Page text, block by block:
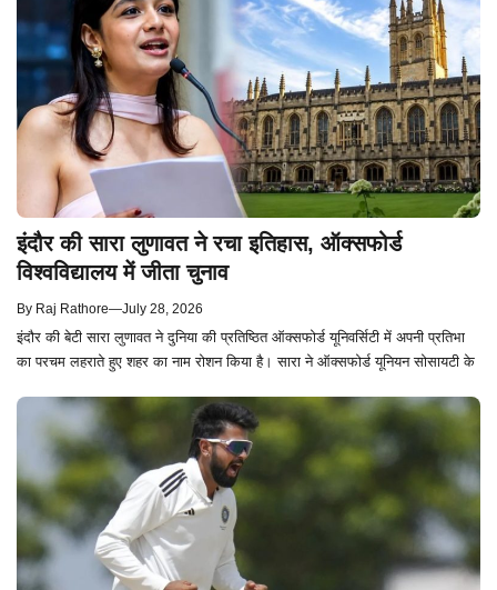
इंदौर की सारा लुणावत ने रचा इतिहास, ऑक्सफोर्ड
विश्वविद्यालय में जीता चुनाव
By Raj Rathore—July 28, 2026
इंदौर की बेटी सारा लुणावत ने दुनिया की प्रतिष्ठित ऑक्सफोर्ड यूनिवर्सिटी में अपनी प्रतिभा
का परचम लहराते हुए शहर का नाम रोशन किया है। सारा ने ऑक्सफोर्ड यूनियन सोसायटी के